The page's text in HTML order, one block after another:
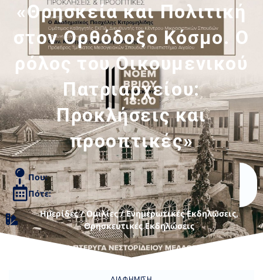
«Θρησκεία και Πολιτική
στον Ορθόδοξο Κόσμο. Ο
ρόλος του Οικουμενικού
Πατριαρχείου:
Προκλήσεις και
προοπτικές»
Που:
Πότε:
Ημερίδες / Ομιλίες / Ενημερωτικές Εκδηλώσεις,
Θρησκευτικές Εκδηλώσεις